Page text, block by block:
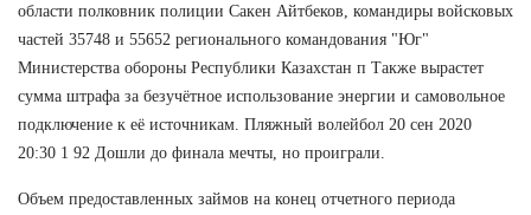
области полковник полиции Сакен Айтбеков, командиры войсковых
частей 35748 и 55652 регионального командования "Юг"
Министерства обороны Республики Казахстан п Также вырастет
сумма штрафа за безучётное использование энергии и самовольное
подключение к её источникам. Пляжный волейбол 20 сен 2020
20:30 1 92 Дошли до финала мечты, но проиграли.
Объем предоставленных займов на конец отчетного периода